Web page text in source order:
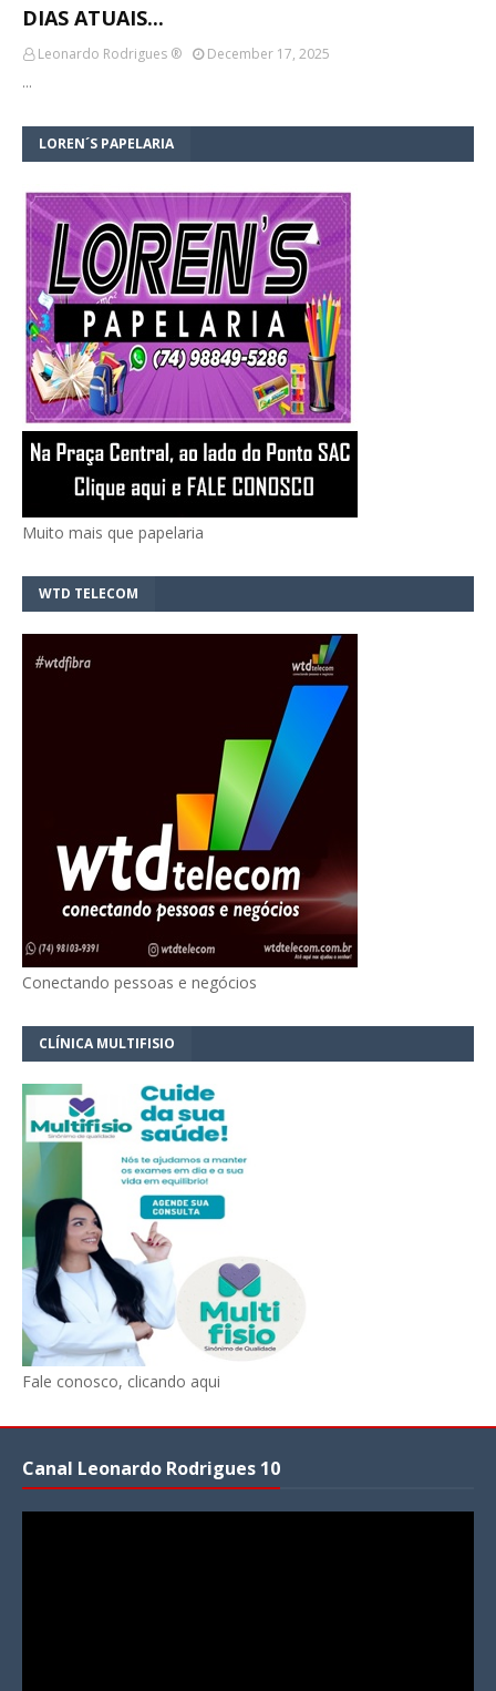
DIAS ATUAIS...
Leonardo Rodrigues ®
December 17, 2025
…
LOREN´S PAPELARIA
Muito mais que papelaria
WTD TELECOM
Conectando pessoas e negócios
CLÍNICA MULTIFISIO
Fale conosco, clicando aqui
Canal Leonardo Rodrigues 10